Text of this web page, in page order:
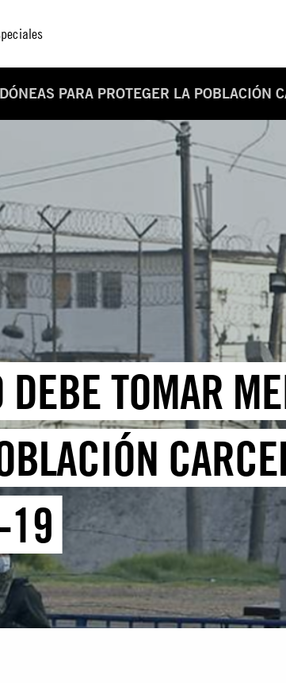
PARA PROTEGER LA POBLACIÓN
TOMAR
19